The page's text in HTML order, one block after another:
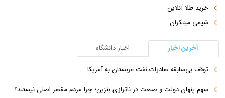
خرید طلا آنلاین
شیمی مبتکران
آخرین اخبار
اخبار دانشگاه
توقف بی‌سابقه صادرات نفت عربستان به آمریکا
سهم پنهان دولت و صنعت در ناترازی بنزین؛ چرا مردم مقصر اصلی نیستند؟